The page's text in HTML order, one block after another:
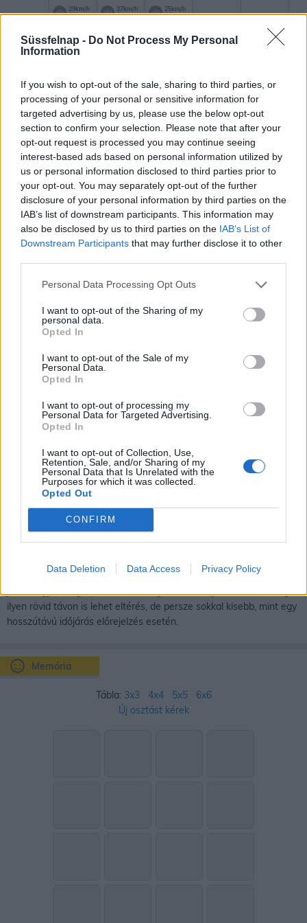
Süssfelnap - Do Not Process My Personal
Information
If you wish to opt-out of the sale, sharing to third parties, or
processing of your personal or sensitive information for
targeted advertising by us, please use the below opt-out
section to confirm your selection. Please note that after your
opt-out request is processed you may continue seeing
interest-based ads based on personal information utilized by
us or personal information disclosed to third parties prior to
your opt-out. You may separately opt-out of the further
disclosure of your personal information by third parties on the
IAB’s list of downstream participants. This information may
also be disclosed by us to third parties on the IAB’s List of
Downstream Participants that may further disclose it to other
Personal Data Processing Opt Outs
I want to opt-out of the Sharing of my
personal data.
Opted In
I want to opt-out of the Sale of my
Personal Data.
Opted In
I want to opt-out of processing my
Personal Data for Targeted Advertising.
Opted In
I want to opt-out of Collection, Use,
Retention, Sale, and/or Sharing of my
Personal Data that Is Unrelated with the
Purposes for which it was collected.
Opted Out
CONFIRM
Data Deletion Data Access Privacy Policy
29km/h
É
27km/h
É
25km/h
ÉÉK
Memória
Tábla: 3x3 4x4 5x5
6x6
Új osztást kérek
változhat. A fenti ábrán jól látszik, hogy óráról óráról milyen
időjárás várható, illetve megnézhetjük Nyíregyháza mai és holnapi
időjárását is. A 24, 36 órás időjárási előrejelzésben viszonylag nagy
pontossággal megjósolható a várható időjárás. A rövid távú
előrejelzés nagy segítséget adhat a közeli programok
szervezéséhez, tervezéséhez. Fontos azonban tudni, hogy a
váratlan időjárási eseményeket a legkorszerűbb eszközök,
módszerek és szakmai ismeretek alkalmazása ellenére sem
lehetséges minden esetben megfelelően korán és pontosan előre
jelezni, így a megtapasztalt valóság és az előrejelzés között még
ilyen rövid távon is lehet eltérés, de persze sokkal kisebb, mint egy
hosszútávú időjárás előrejelzés esetén.